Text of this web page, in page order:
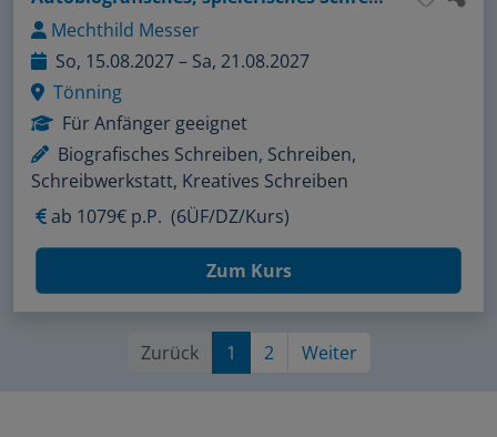
Mechthild Messer
So, 15.08.2027 – Sa, 21.08.2027
Tönning
Für Anfänger geeignet
Biografisches Schreiben, Schreiben,
Schreibwerkstatt, Kreatives Schreiben
ab 1079€ p.P. (6ÜF/DZ/Kurs)
Zum Kurs
Zurück 1 2 Weiter